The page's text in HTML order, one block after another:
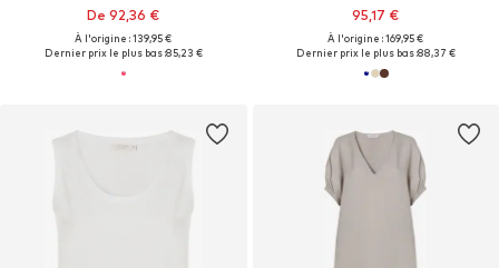
De 92,36 €
À l'origine : 139,95 €
Dernier prix le plus bas :85,23 €
95,17 €
À l'origine : 169,95 €
Dernier prix le plus bas :88,37 €